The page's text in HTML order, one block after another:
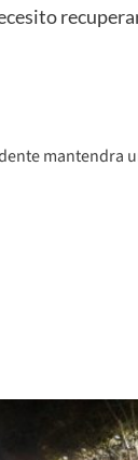
mantendra